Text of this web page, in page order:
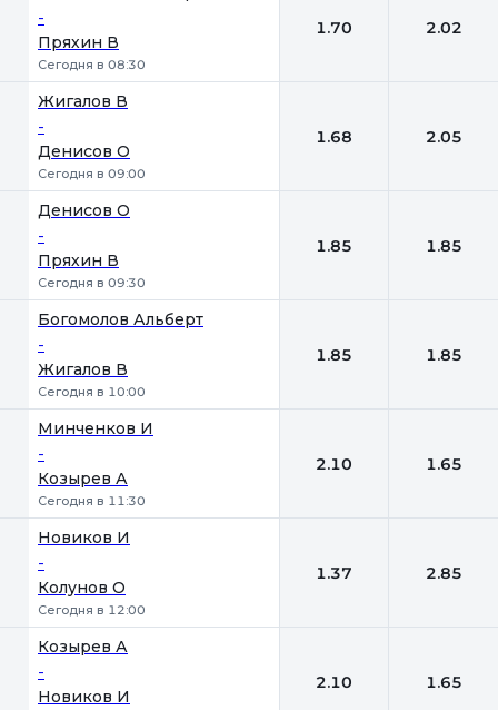
-
Пряхин В
Сегодня в 08:30
1.70 2.02
Жигалов В
-
Денисов О
Сегодня в 09:00
1.68 2.05
Денисов О
-
Пряхин В
Сегодня в 09:30
1.85 1.85
Богомолов Альберт
-
Жигалов В
Сегодня в 10:00
1.85 1.85
Минченков И
-
Козырев А
Сегодня в 11:30
2.10 1.65
Новиков И
-
Колунов О
Сегодня в 12:00
1.37 2.85
Козырев А
-
Новиков И
2.10 1.65